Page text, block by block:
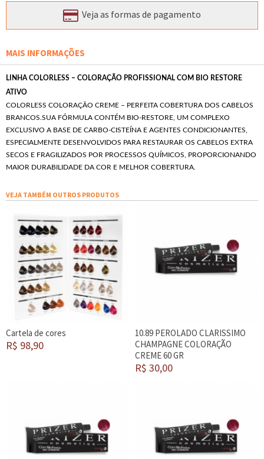
Veja as formas de pagamento
MAIS INFORMAÇÕES
LINHA COLORLESS – COLORAÇÃO PROFISSIONAL COM BIO RESTORE
ATIVO
COLORLESS COLORAÇÃO CREME – PERFEITA COBERTURA DOS CABELOS
BRANCOS.SUA FÓRMULA CONTÉM BIO-RESTORE, UM COMPLEXO
EXCLUSIVO A BASE DE CARBO-CISTEÍNA E AGENTES CONDICIONANTES,
ESPECIALMENTE DESENVOLVIDOS PARA RESTAURAR OS CABELOS EXTRA
SECOS E FRAGILIZADOS POR PROCESSOS QUÍMICOS, PROPORCIONANDO
MAIOR DURABILIDADE DA COR E MELHOR COBERTURA.
VEJA TAMBÉM OUTROS PRODUTOS
Cartela de cores
R$ 98,90
10.89 PEROLADO CLARISSIMO
CHAMPAGNE COLORAÇÃO
CREME 60 GR
R$ 30,00